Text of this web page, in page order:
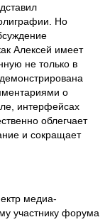
Но
Алексей имеет
не только в
о
интерфейсах
облегчает
и сокращает
медиа-
участнику форума